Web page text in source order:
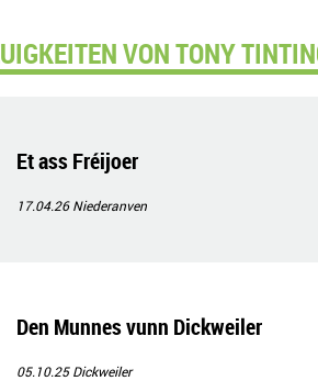
VON TONY
Et ass Fréijoer
17.04.26Niederanven
Den Munnes vunn Dickweiler
05.10.25Dickweiler